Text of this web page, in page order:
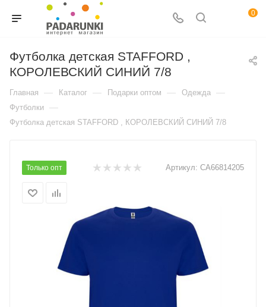
0
Футболка детская STAFFORD ,
КОРОЛЕВСКИЙ СИНИЙ 7/8
Главная — Каталог — Подарки оптом — Одежда —
Футболки —
Футболка детская STAFFORD , КОРОЛЕВСКИЙ СИНИЙ 7/8
Только опт Артикул: CA66814205